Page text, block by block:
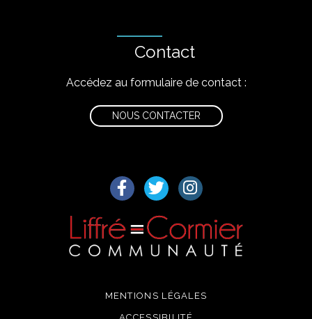
Contact
Accédez au formulaire de contact :
NOUS CONTACTER
Lien vers le compte Facebook
Lien vers le compte Twitter
Lien vers le compte
MENTIONS LÉGALES